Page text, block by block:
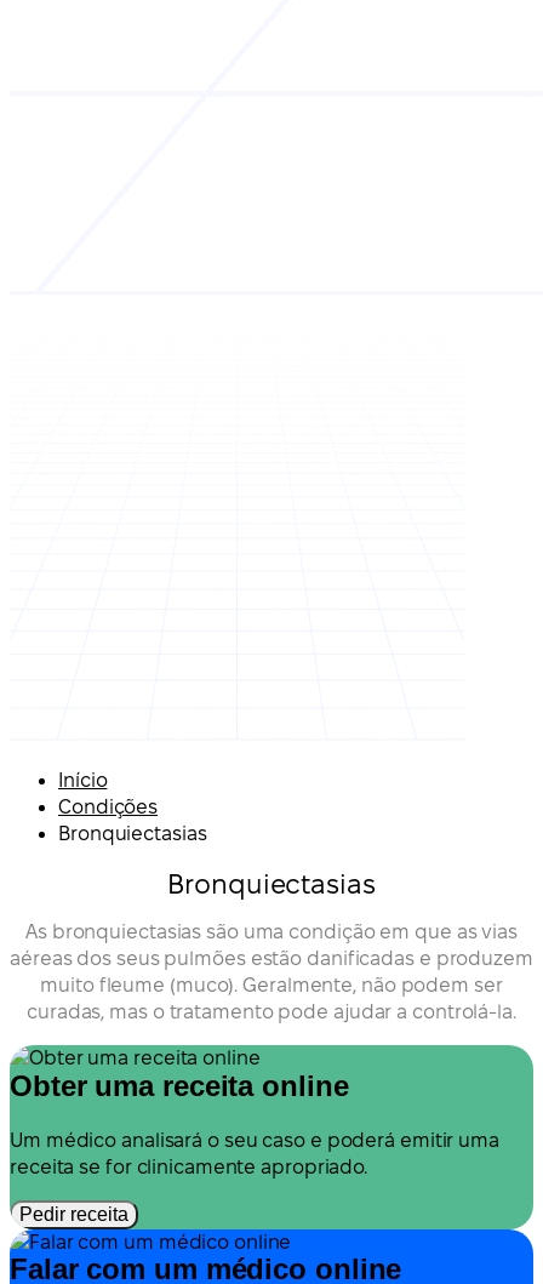
Início
Condições
Bronquiectasias
Bronquiectasias
As bronquiectasias são uma condição em que as vias
aéreas dos seus pulmões estão danificadas e produzem
muito fleume (muco). Geralmente, não podem ser
curadas, mas o tratamento pode ajudar a controlá-la.
Obter uma receita online
Um médico analisará o seu caso e poderá emitir uma
receita se for clinicamente apropriado.
Pedir receita
Falar com um médico online